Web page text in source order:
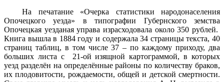
На печатание «Очерка статистики народонаселения
Опочецкого уезда» в типографии Губернского земства
Опочецкая уезданая управа израсходовала около 350 рублей.
Книга вышла в 1884 году и содержала 34 страницы текста, 40
страниц таблиц, в том числе 37 – по каждому приходу, два
больших листа с 21-ой изящной картограммой, в которых
уезд разделён на определённые районы по количеству браков,
их плодовитости, рождаемости, общей и детской смертности.